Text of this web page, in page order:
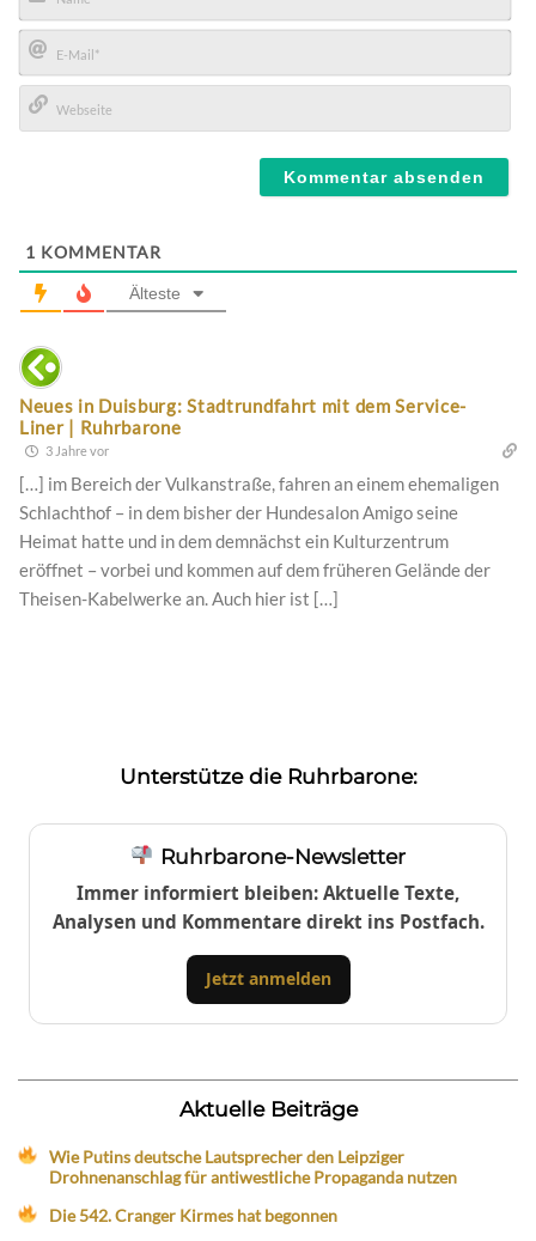
Name*
E-
Mail*
1 KOMMENTAR
Älteste
Neues in Duisburg: Stadtrundfahrt mit dem Service-
Liner | Ruhrbarone
3 Jahre vor
[…] im Bereich der Vulkanstraße, fahren an einem ehemaligen
Schlachthof – in dem bisher der Hundesalon Amigo seine
Heimat hatte und in dem demnächst ein Kulturzentrum
eröffnet – vorbei und kommen auf dem früheren Gelände der
Theisen-Kabelwerke an. Auch hier ist […]
Unterstütze die Ruhrbarone:
Ruhrbarone-Newsletter
Immer informiert bleiben: Aktuelle Texte,
Analysen und Kommentare direkt ins Postfach.
Jetzt anmelden
Aktuelle Beiträge
Wie Putins deutsche Lautsprecher den Leipziger
Drohnenanschlag für antiwestliche Propaganda nutzen
Die 542. Cranger Kirmes hat begonnen